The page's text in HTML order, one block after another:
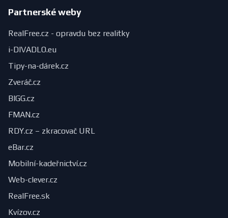
Partnerské weby
RealFree.cz - opravdu bez realitky
i-DIVADLO.eu
Tipy-na-dárek.cz
Zveráč.cz
BIGG.cz
FMAN.cz
RDY.cz – zkracovač URL
eBar.cz
Mobilní-kadeřnictví.cz
Web-clever.cz
RealFree.sk
Kvízov.cz